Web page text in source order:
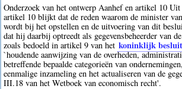
Onderzoek van het ontwerp Aanhef en artikel 10
artikel 10 blijkt dat de reden waarom de minister
wordt bij het opstellen en de uitvoering van dit
dat hij daarbij optreedt als gegevensbeheerder van
zoals bedoeld in artikel 9 van het koninklijk
`houdende aanwijzing van de overheden,
betreffende bepaalde categorieën van
eenmalige inzameling en het actualiseren van de
III.18 van het Wetboek van economisch recht'.